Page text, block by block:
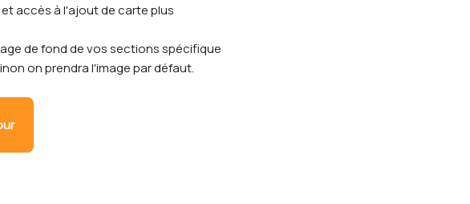
accès à l'ajout de carte plus
de fond de vos sections spécifique
on prendra l'image par défaut.